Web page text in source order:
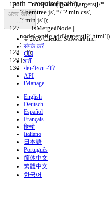
        nodeConfig.addTargets([/*
'?.bemtree.js', */ '?.min.css',
'?.min.js']);
        isMergedNode ||
nodeConfig.addTargets(['?.html'])
;
    });
};
अंतर खोजें
© 2026 Checker Software Inc.
संपर्क करें
CLI
शर्तें
गोपनीयता नीति
API
iManage
English
Deutsch
Español
Français
हिन्दी
Italiano
日本語
Português
简体中文
繁體中文
한국어